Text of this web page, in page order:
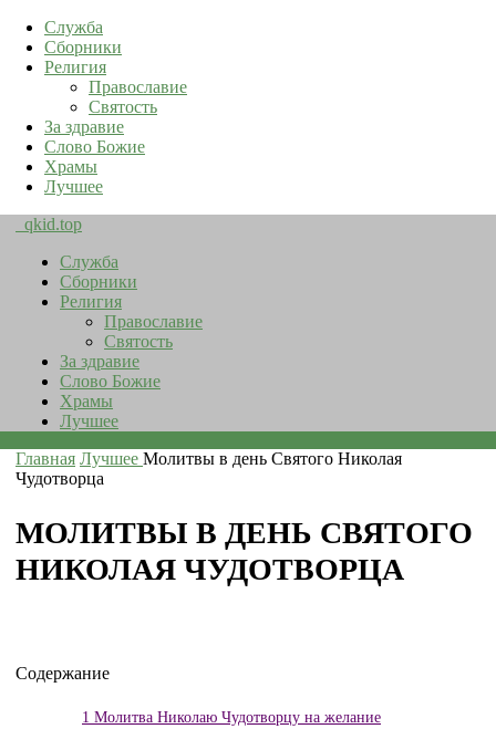
Служба
Сборники
Религия
Православие
Святость
За здравие
Слово Божие
Храмы
Лучшее
qkid.top
Служба
Сборники
Религия
Православие
Святость
За здравие
Слово Божие
Храмы
Лучшее
Главная Лучшее Молитвы в день Святого Николая
Чудотворца
МОЛИТВЫ В ДЕНЬ СВЯТОГО
НИКОЛАЯ ЧУДОТВОРЦА
Содержание
1 Молитва Николаю Чудотворцу на желание